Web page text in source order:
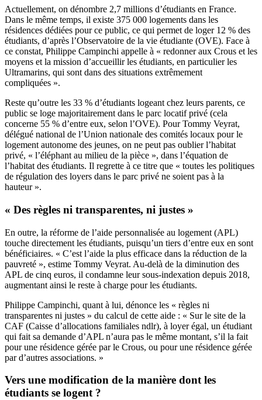
Actuellement, on dénombre 2,7 millions d’étudiants en France.
Dans le même temps, il existe 375 000 logements dans les
résidences dédiées pour ce public, ce qui permet de loger 12 % des
étudiants, d’après l’Observatoire de la vie étudiante (OVE). Face à
ce constat, Philippe Campinchi appelle à « redonner aux Crous et les
moyens et la mission d’accueillir les étudiants, en particulier les
Ultramarins, qui sont dans des situations extrêmement
compliquées ».
Reste qu’outre les 33 % d’étudiants logeant chez leurs parents, ce
public se loge majoritairement dans le parc locatif privé (cela
concerne 55 % d’entre eux, selon l’OVE). Pour Tommy Veyrat,
délégué national de l’Union nationale des comités locaux pour le
logement autonome des jeunes, on ne peut pas oublier l’habitat
privé, « l’éléphant au milieu de la pièce », dans l’équation de
l’habitat des étudiants. Il regrette à ce titre que « toutes les politiques
de régulation des loyers dans le parc privé ne soient pas à la
hauteur ».
« Des règles ni transparentes, ni justes »
En outre, la réforme de l’aide personnalisée au logement (APL)
touche directement les étudiants, puisqu’un tiers d’entre eux en sont
bénéficiaires. « C’est l’aide la plus efficace dans la réduction de la
pauvreté », estime Tommy Veyrat. Au-delà de la diminution des
APL de cinq euros, il condamne leur sous-indexation depuis 2018,
augmentant ainsi le reste à charge pour les étudiants.
Philippe Campinchi, quant à lui, dénonce les « règles ni
transparentes ni justes » du calcul de cette aide : « Sur le site de la
CAF (Caisse d’allocations familiales ndlr), à loyer égal, un étudiant
qui fait sa demande d’APL n’aura pas le même montant, s’il la fait
pour une résidence gérée par le Crous, ou pour une résidence gérée
par d’autres associations. »
Vers une modification de la manière dont les
étudiants se logent ?